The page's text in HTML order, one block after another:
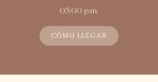
05:00 p.m.
CÓMO LLEGAR